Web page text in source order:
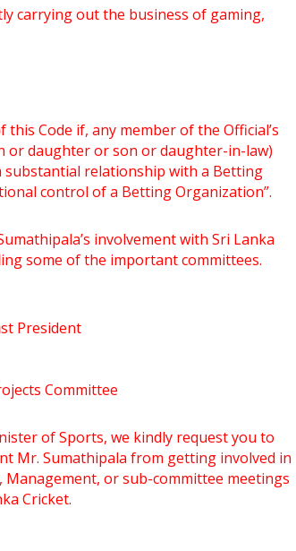
carrying out the business of gaming,
Code if, any member of the Official’s
or daughter or son or daughter-in-law)
relationship with a Betting
control of a Betting Organization”.
involvement with Sri Lanka
some of the important committees.
President
Committee
of Sports, we kindly request you to
Mr. Sumathipala from getting involved in
Management, or sub-committee meetings
Cricket.